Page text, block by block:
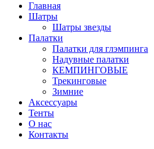
Главная
Шатры
Шатры звезды
Палатки
Палатки для глэмпинга
Надувные палатки
КЕМПИНГОВЫЕ
Трекинговые
Зимние
Аксессуары
Тенты
О нас
Контакты